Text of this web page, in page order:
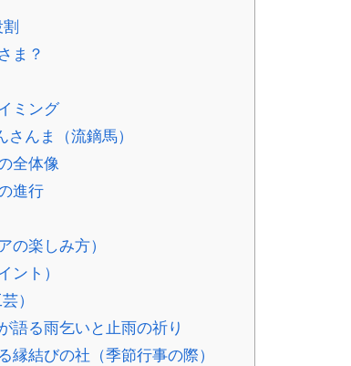
ま？
ミング
んま（流鏑馬）
全体像
進行
の楽しみ方）
ント）
）
語る雨乞いと止雨の祈り
結びの社（季節行事の際）